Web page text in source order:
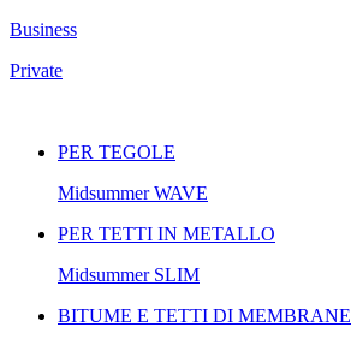
Business
Private
PER TEGOLE
MidsummerWAVE
PER TETTI IN METALLO
Midsummer SLIM
BITUME E TETTI DI MEMBRANE